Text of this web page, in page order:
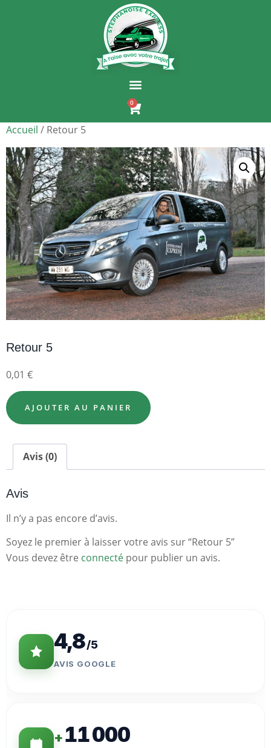
0
Accueil / Retour 5
Retour 5
0,01 €
AJOUTER AU PANIER
Avis (0)
Avis
Il n’y a pas encore d’avis.
Soyez le premier à laisser votre avis sur “Retour 5”
Vous devez être connecté pour publier un avis.
4,8/5
AVIS GOOGLE
+11 000